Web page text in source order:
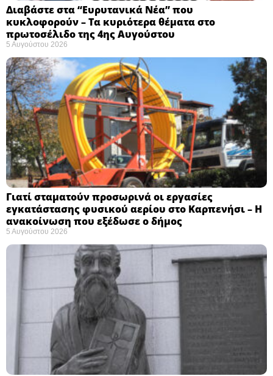
Διαβάστε στα “Ευρυτανικά Νέα” που
κυκλοφορούν – Τα κυριότερα θέματα στο
πρωτοσέλιδο της 4ης Αυγούστου
5 Αυγούστου 2026
Γιατί σταματούν προσωρινά οι εργασίες
εγκατάστασης φυσικού αερίου στο Καρπενήσι – Η
ανακοίνωση που εξέδωσε ο δήμος
5 Αυγούστου 2026